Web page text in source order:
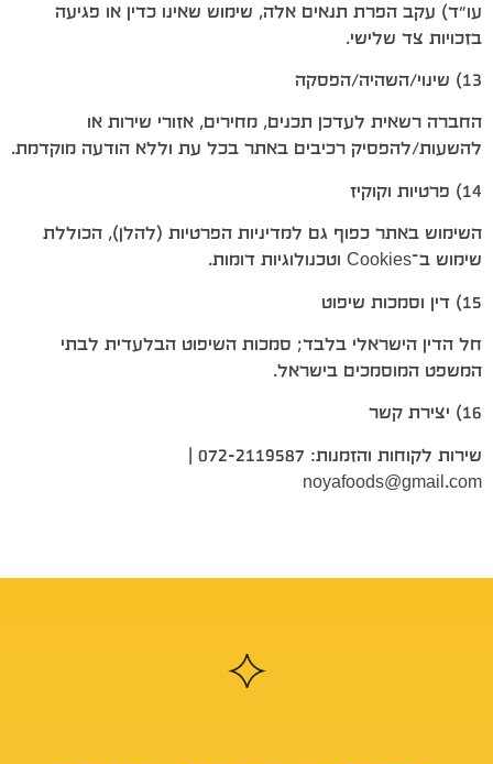
עו״ד) עקב הפרת תנאים אלה, שימוש שאינו כדין או פגיעה
בזכויות צד שלישי.
13) שינוי/השהיה/הפסקה
החברה רשאית לעדכן תכנים, מחירים, אזורי שירות או
להשעות/להפסיק רכיבים באתר בכל עת וללא הודעה מוקדמת.
14) פרטיות וקוקיז
השימוש באתר כפוף גם למדיניות הפרטיות (להלן), הכוללת
שימוש ב־Cookies וטכנולוגיות דומות.
15) דין וסמכות שיפוט
חל הדין הישראלי בלבד; סמכות השיפוט הבלעדית לבתי
המשפט המוסמכים בישראל.
16) יצירת קשר
noyafoods@gmail.com